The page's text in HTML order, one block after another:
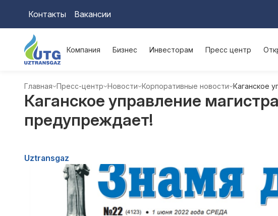
Контакты Вакансии
Компания Бизнес Инвесторам Пресс центр
Главная Пресс-центр Новости Корпоративные новости Каганское
Каганское управление
предупреждает!
Uztransgaz